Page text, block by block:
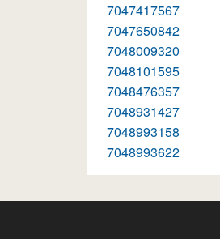
7047417567
7047650842
7048009320
7048101595
7048476357
7048931427
7048993158
7048993622